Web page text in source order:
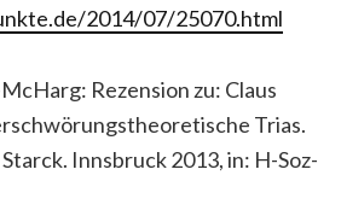
2014/07/25070.html
Rezension zu: Claus
Trias.
Innsbruck 2013, in: H-Soz-